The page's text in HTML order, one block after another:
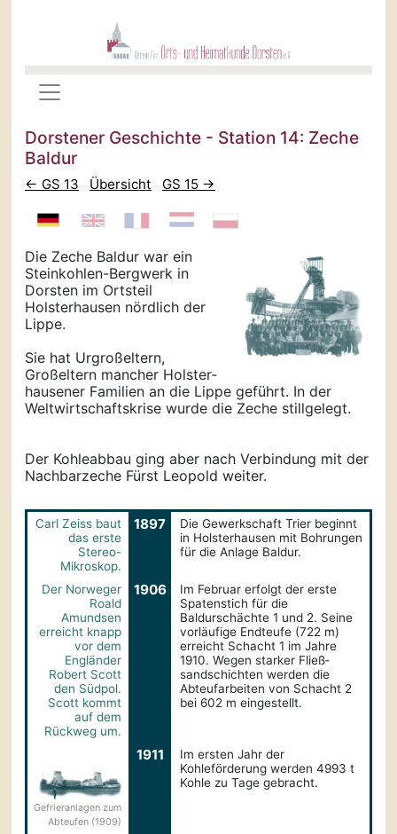
Dorstener Geschichte - Station 14: Zeche
Baldur
← GS 13 Übersicht GS 15 →
Die Zeche Baldur war ein
Steinkohlen-Bergwerk in
Dorsten im Ortsteil
Holsterhausen nördlich der
Lippe.
Sie hat Urgroß­eltern,
Großeltern mancher Holster­
hausener Familien an die Lippe geführt. In der
Weltwirtschaftskrise wurde die Zeche stillgelegt.
Der Kohleabbau ging aber nach Verbindung mit der
Nachbarzeche Fürst Leopold weiter.
Carl Zeiss baut
das erste
Stereo-
Mikroskop.
1897
Die Gewerkschaft Trier beginnt
in Holsterhausen mit Bohrungen
für die Anlage Baldur.
Der Norweger
Roald
Amundsen
erreicht knapp
vor dem
Engländer
Robert Scott
den Südpol.
Scott kommt
auf dem
Rückweg um.
1906
Im Februar erfolgt der erste
Spatenstich für die
Baldurschächte 1 und 2. Seine
vorläufige Endteufe (722 m)
erreicht Schacht 1 im Jahre
1910. Wegen starker Fließ­
sandschichten werden die
Abteufarbeiten von Schacht 2
bei 602 m eingestellt.
Gefrieranlagen zum
Abteufen (1909)
1911
Im ersten Jahr der
Kohleförderung werden 4993 t
Kohle zu Tage gebracht.